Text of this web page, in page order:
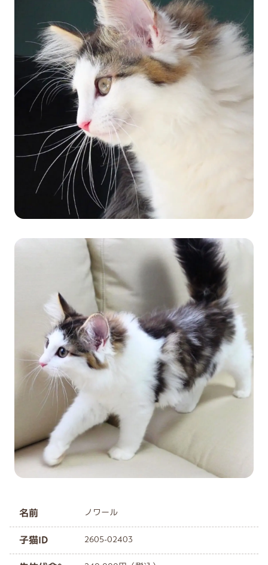
名前 ノワール
子猫ID 2605-02403